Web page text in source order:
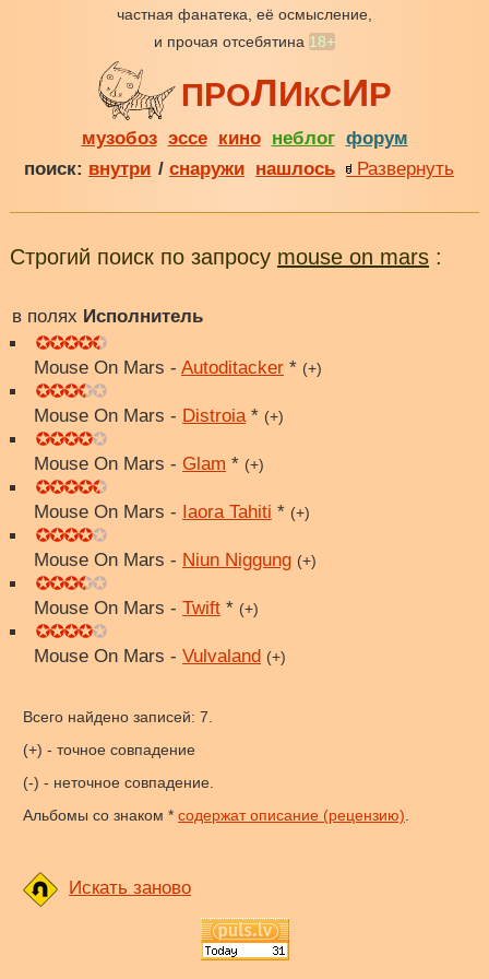
частная фанатека, её осмысление,
и прочая отсебятина 18+
ПРОЛИКСИР
музобоз эссе кино неблог форум
поиск: внутри / снаружи нашлось Развернуть
Строгий поиск по запросу mouse on mars :
в полях Исполнитель
Mouse On Mars - Autoditacker * (+)
Mouse On Mars - Distroia* (+)
Mouse On Mars - Glam * (+)
Mouse On Mars - Iaora Tahiti * (+)
Mouse On Mars - Niun Niggung (+)
Mouse On Mars - Twift * (+)
Mouse On Mars - Vulvaland (+)
Всего найдено записей: 7.
(+) - точное совпадение
(-) - неточное совпадение.
Альбомы со знаком * содержат описание (рецензию)
Искать заново